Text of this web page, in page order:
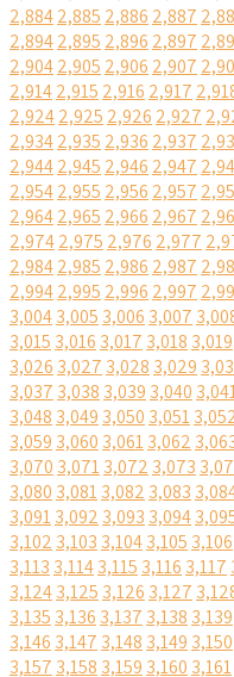
2,8842,885 2,886 2,887
2,8942,895 2,896 2,897
2,9042,905 2,906 2,907
2,9142,915 2,916 2,917
2,9242,925 2,926 2,927
2,9342,935 2,936 2,937
2,9442,945 2,946 2,947
2,9542,955 2,956 2,957
2,9642,965 2,966 2,967
2,9742,975 2,976 2,977
2,9842,985 2,986 2,987
2,9942,995 2,996 2,997
3,0043,005 3,006 3,007
3,015 3,016 3,017 3,018 3,019
3,026 3,027 3,028 3,029
3,037 3,038 3,039 3,040
3,048 3,049 3,050 3,051
3,059 3,060 3,0613,062
3,070 3,0713,072 3,073
3,080 3,0813,082 3,083
3,0913,092 3,093 3,094
3,102 3,103 3,1043,105 3,106
3,113 3,1143,115 3,116 3,117
3,1243,125 3,126 3,127
3,135 3,136 3,137 3,138 3,139
3,146 3,147 3,148 3,149 3,150
3,157 3,158 3,159 3,160 3,161